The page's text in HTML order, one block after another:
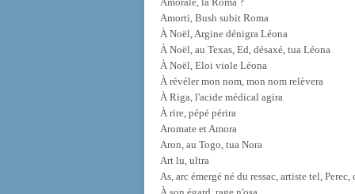
Amorti, Bush subit Roma
À Noël, Argine dénigra Léona
À Noël, au Texas, Ed, désaxé, tua Léona
À Noël, Eloi viole Léona
À révéler mon nom, mon nom relèvera
À Riga, l'acide médical agira
À rire, pépé périra
Aromate et Amora
Aron, au Togo, tua Nora
Art lu, ultra
As, arc émergé né du ressac, artiste tel,